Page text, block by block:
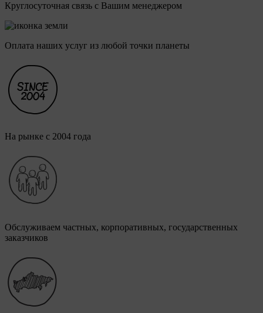
Круглосуточная связь с Вашим менеджером
Оплата наших услуг из любой точки планеты
На рынке с 2004 года
Обслуживаем частных, корпоративных, государственных
заказчиков